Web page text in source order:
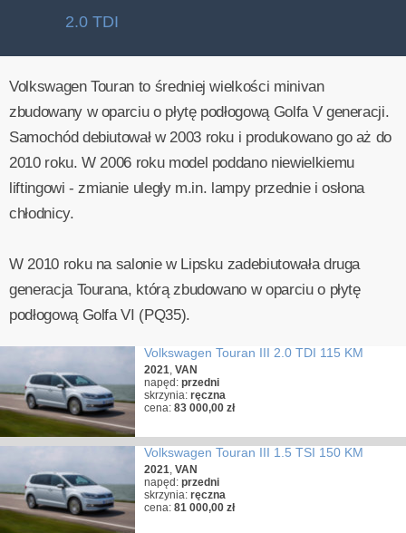
2.0 TDI
Volkswagen Touran to średniej wielkości minivan
zbudowany w oparciu o płytę podłogową Golfa V generacji.
Samochód debiutował w 2003 roku i produkowano go aż do
2010 roku. W 2006 roku model poddano niewielkiemu
liftingowi - zmianie uległy m.in. lampy przednie i osłona
chłodnicy.
W 2010 roku na salonie w Lipsku zadebiutowała druga
generacja Tourana, którą zbudowano w oparciu o płytę
podłogową Golfa VI (PQ35).
Volkswagen Touran III 2.0 TDI 115 KM
2021, VAN
napęd: przedni
skrzynia: ręczna
cena: 83 000,00 zł
Volkswagen Touran III 1.5 TSI 150 KM
2021, VAN
napęd: przedni
skrzynia: ręczna
cena: 81 000,00 zł